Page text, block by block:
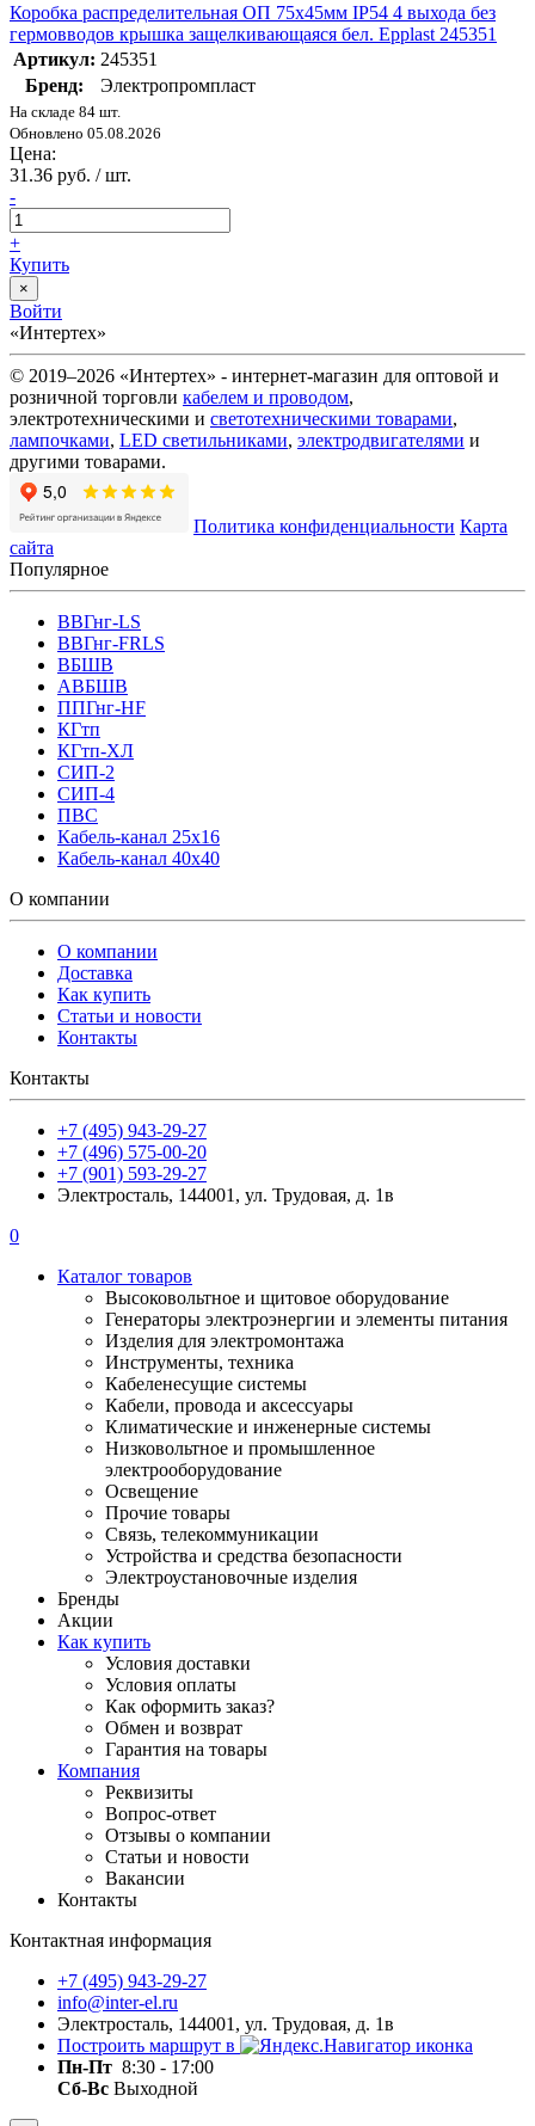
Коробка распределительная ОП 75х45мм IP54 4 выхода без
гермовводов крышка защелкивающаяся бел. Epplast 245351
Артикул: 245351
Бренд:
Электропромпласт
На складе 84 шт.
Обновлено 05.08.2026
Цена:
31.36 руб. / шт.
-
+
Купить
×
Войти
«Интертех»
© 2019–2026 «Интертех» - интернет-магазин для оптовой и
розничной торговли кабелем и проводом,
электротехническими и светотехническими товарами,
лампочками, LED светильниками, электродвигателями и
другими товарами.
Политика конфиденциальности Карта
сайта
Популярное
ВВГнг-LS
ВВГнг-FRLS
ВБШВ
АВБШВ
ППГнг-HF
КГтп
КГтп-ХЛ
СИП-2
СИП-4
ПВС
Кабель-канал 25х16
Кабель-канал 40х40
О компании
О компании
Доставка
Как купить
Статьи и новости
Контакты
Контакты
+7 (495) 943-29-27
+7 (496) 575-00-20
+7 (901) 593-29-27
Электросталь, 144001, ул. Трудовая, д. 1в
0
Каталог товаров
Высоковольтное и щитовое оборудование
Генераторы электроэнергии и элементы питания
Изделия для электромонтажа
Инструменты, техника
Кабеленесущие системы
Кабели, провода и аксессуары
Климатические и инженерные системы
Низковольтное и промышленное
электрооборудование
Освещение
Прочие товары
Связь, телекоммуникации
Устройства и средства безопасности
Электроустановочные изделия
Бренды
Акции
Как купить
Условия доставки
Условия оплаты
Как оформить заказ?
Обмен и возврат
Гарантия на товары
Компания
Реквизиты
Вопрос-ответ
Отзывы о компании
Статьи и новости
Вакансии
Контакты
Контактная информация
+7 (495) 943-29-27
info@inter-el.ru
Электросталь, 144001, ул. Трудовая, д. 1в
Построить маршрут в
Пн-Пт 8:30 - 17:00
Сб-Вс Выходной